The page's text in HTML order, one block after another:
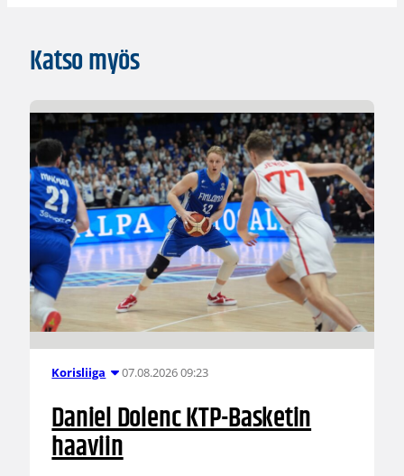
Katso myös
Korisliiga 07.08.2026 09:23
Daniel Dolenc KTP-Basketin
haaviin